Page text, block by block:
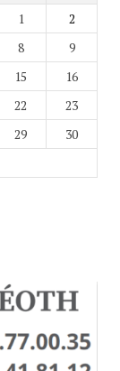
1
2
8
9
15
16
22
23
29
30